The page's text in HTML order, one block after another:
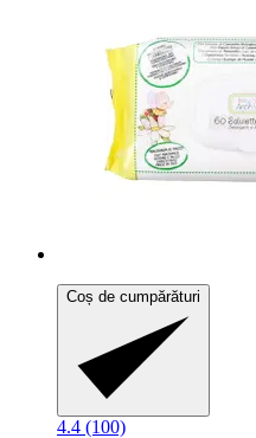
Coș de cumpărături
4.4 (100)